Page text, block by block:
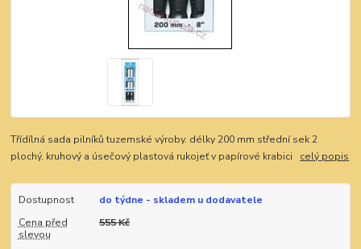
Třídílná sada pilníků tuzemské výroby. délky 200 mm střední sek 2
plochý, kruhový a úsečový plastová rukojeť v papírové krabici celý popis
Dostupnost
do týdne - skladem u dodavatele
Cena před
slevou
555 Kč